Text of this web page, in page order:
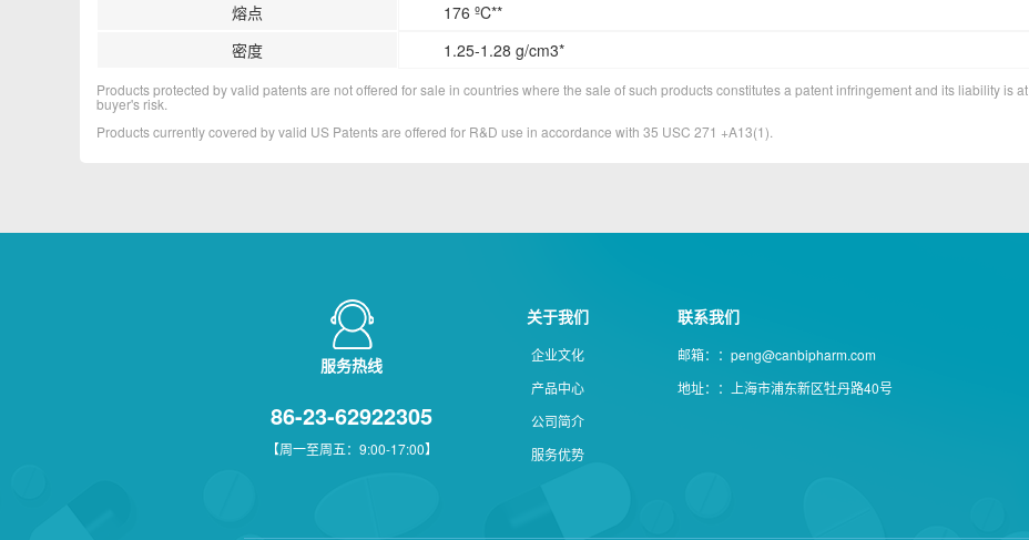
熔点
176 ºC**
密度
1.25-1.28 g/cm3*
Products protected by valid patents are not offered for sale in countries where the sale of such products constitutes a patent infringement and its liability is at
buyer's risk.
Products currently covered by valid US Patents are offered for R&D use in accordance with 35 USC 271 +A13(1).
服务热线
86-23-62922305
【周一至周五：9:00-17:00】
关于我们
企业文化
产品中心
公司简介
服务优势
联系我们
邮箱：：peng@canbipharm.com
地址：：上海市浦东新区牡丹路40号